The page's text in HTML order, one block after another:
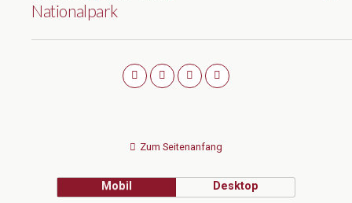
Nationalpark
Zum Seitenanfang
Mobil Desktop